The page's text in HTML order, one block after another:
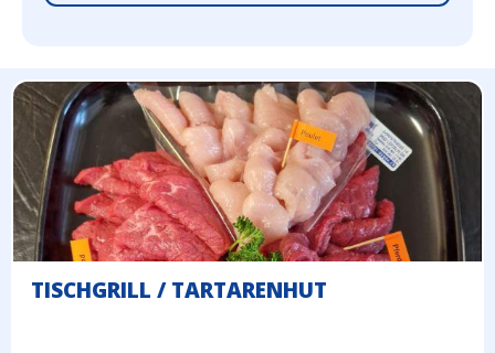
TISCHGRILL / TARTARENHUT